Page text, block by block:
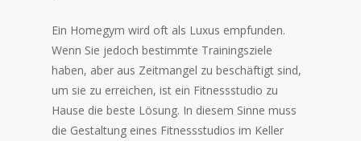
Ein Homegym wird oft als Luxus empfunden.
Wenn Sie jedoch bestimmte Trainingsziele
haben, aber aus Zeitmangel zu beschäftigt sind,
um sie zu erreichen, ist ein Fitnessstudio zu
Hause die beste Lösung. In diesem Sinne muss
die Gestaltung eines Fitnessstudios im Keller